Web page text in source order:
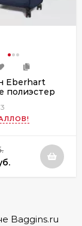
Eberhart
полиэстер
3
Baggins.ru